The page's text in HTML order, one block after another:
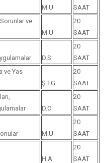
M.U
SAAT
ve
M.U
20
SAAT
D.S
20
SAAT
ve Yas
Ş.İ.G
20
SAAT
D.O
20
SAAT
M.U
20
SAAT
H.A
20
SAAT